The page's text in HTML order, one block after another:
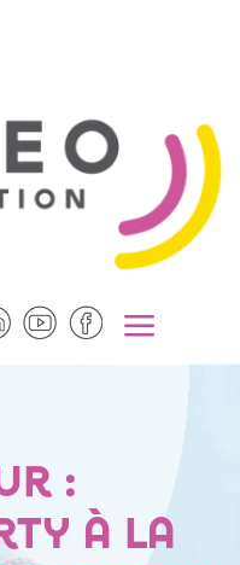
a
:
à la